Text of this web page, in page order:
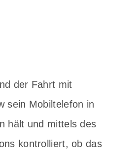
der Fahrt mit
sein Mobiltelefon in
hält und mittels des
kontrolliert, ob das